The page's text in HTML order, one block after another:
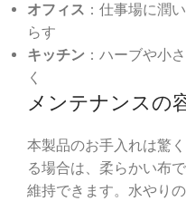
オフィス ：仕事場に潤
らす
キッチン ：ハーブや小
く
メンテナンスの
本製品のお手入れは驚
る場合は、柔らかい布
維持できます。水やり